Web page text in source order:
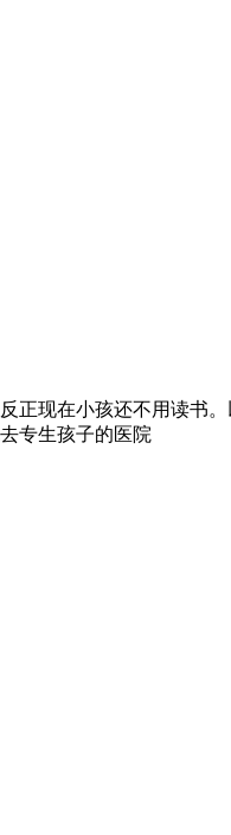
现在小孩还不用读书
专生孩子的医院